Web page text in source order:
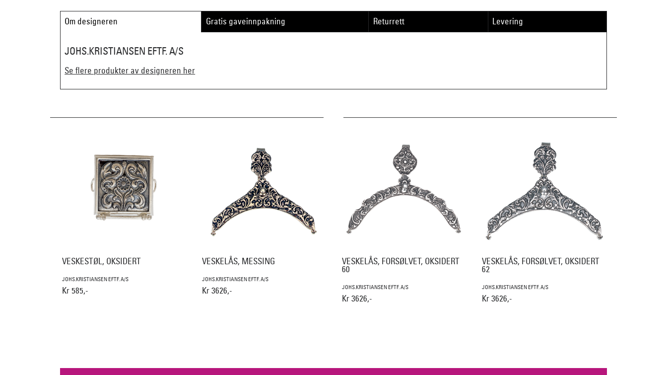
Om designeren Gratis gaveinnpakning Returrett Levering
JOHS.KRISTIANSEN EFTF. A/S
Se flere produkter av designeren her
VESKESTØL, OKSIDERT
JOHS.KRISTIANSEN EFTF. A/S
Kr 585,-
VESKELÅS, MESSING
JOHS.KRISTIANSEN EFTF. A/S
Kr 3626,-
VESKELÅS, FORSØLVET, OKSIDERT
60
JOHS.KRISTIANSEN EFTF. A/S
Kr 3626,-
VESKELÅS, FORSØLVET, OKSIDERT
62
JOHS.KRISTIANSEN EFTF. A/S
Kr 3626,-